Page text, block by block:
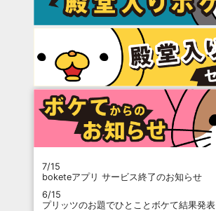
7/15
boketeアプリ サービス終了のお知らせ
6/15
プリッツのお題でひとことボケて結果発表